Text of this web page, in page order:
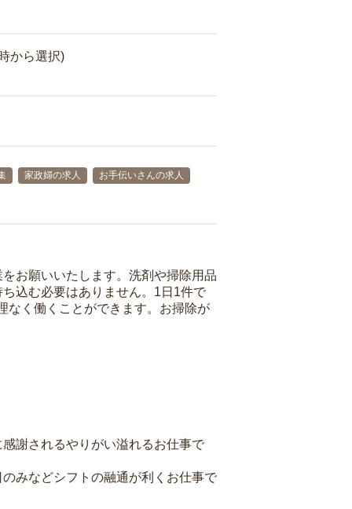
から選択)
家政婦の求人
お手伝いさんの求人
お願いいたします。洗剤や掃除用品
込む必要はありません。1日1件で
なく働くことができます。お掃除が
謝されるやりがい溢れるお仕事で
みなどシフトの融通が利くお仕事で